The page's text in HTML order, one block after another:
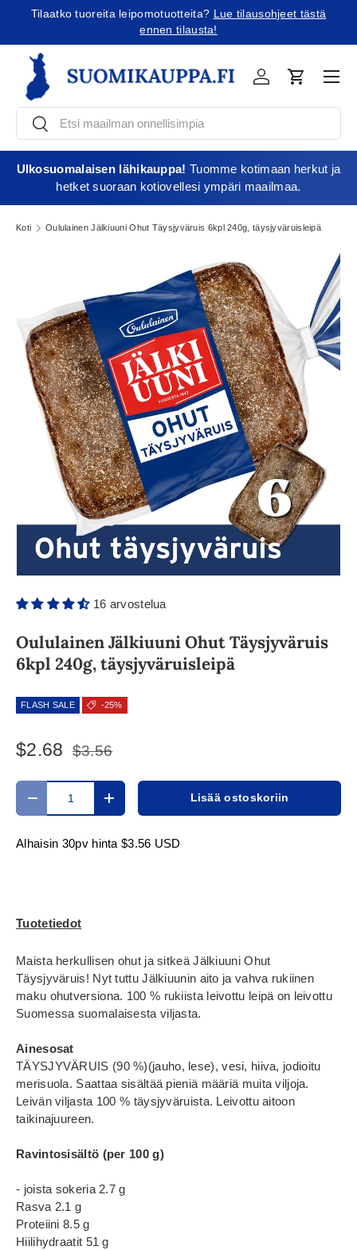
Tilaatko tuoreita leipomotuotteita? Lue tilausohjeet tästä
ennen tilausta!
EtsiEtsi
KirjauduOstoskori
Ulkosuomalaisen lähikauppa! Tuomme kotimaan herkut ja
hetket suoraan kotiovellesi ympäri maailmaa.
Koti Oululainen Jälkiuuni Ohut Täysjyväruis 6kpl 240g, täysjyväruisleipä
16 arvostelua
Oululainen Jälkiuuni Ohut Täysjyväruis
6kpl 240g, täysjyväruisleipä
FLASH SALE -25%
$2.68 $3.56
Määrä
Translation missing: fi.cart.items.decrease_quantity
Translation missing:Lisää ostoskoriin
Alhaisin 30pv hinta $3.56 USD
Tuotetiedot
Maista herkullisen ohut ja sitkeä Jälkiuuni Ohut
Täysjyväruis! Nyt tuttu Jälkiuunin aito ja vahva rukiinen
maku ohutversiona. 100 % rukiista leivottu leipä on leivottu
Suomessa suomalaisesta viljasta.
Ainesosat
TÄYSJYVÄRUIS (90 %)(jauho, lese), vesi, hiiva, jodioitu
merisuola. Saattaa sisältää pieniä määriä muita viljoja.
Leivän viljasta 100 % täysjyväruista. Leivottu aitoon
taikinajuureen.
Ravintosisältö (per 100 g)
- joista sokeria 2.7 g
Rasva 2.1 g
Proteiini 8.5 g
Hiilihydraatit 51 g